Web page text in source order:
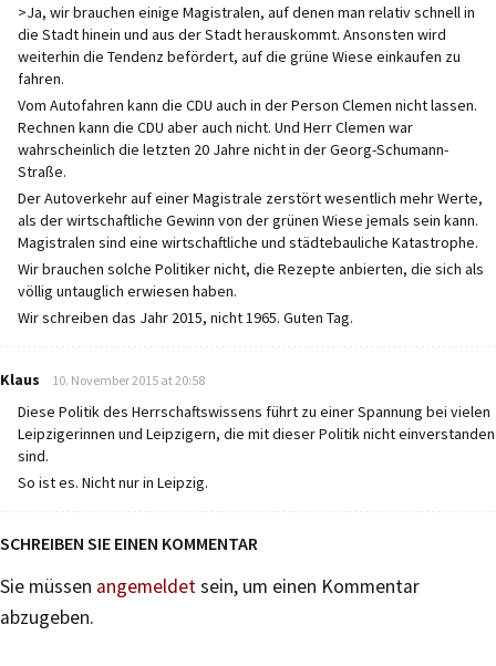
>Ja, wir brauchen einige Magistralen, auf denen man relativ schnell in
die Stadt hinein und aus der Stadt herauskommt. Ansonsten wird
weiterhin die Tendenz befördert, auf die grüne Wiese einkaufen zu
fahren.
Vom Autofahren kann die CDU auch in der Person Clemen nicht lassen.
Rechnen kann die CDU aber auch nicht. Und Herr Clemen war
wahrscheinlich die letzten 20 Jahre nicht in der Georg-Schumann-
Straße.
Der Autoverkehr auf einer Magistrale zerstört wesentlich mehr Werte,
als der wirtschaftliche Gewinn von der grünen Wiese jemals sein kann.
Magistralen sind eine wirtschaftliche und städtebauliche Katastrophe.
Wir brauchen solche Politiker nicht, die Rezepte anbierten, die sich als
völlig untauglich erwiesen haben.
Wir schreiben das Jahr 2015, nicht 1965. Guten Tag.
Klaus says:
10. November 2015 at 20:58
Diese Politik des Herrschaftswissens führt zu einer Spannung bei vielen
Leipzigerinnen und Leipzigern, die mit dieser Politik nicht einverstanden
sind.
So ist es. Nicht nur in Leipzig.
SCHREIBEN SIE EINEN KOMMENTAR
Sie müssen angemeldetsein, um einen Kommentar
abzugeben.